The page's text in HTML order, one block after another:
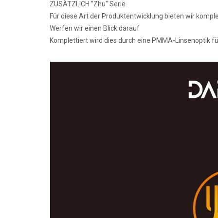
ZUSÄTZLICH "Zhu" Serie
Für diese Art der Produktentwicklung bieten wir
Werfen wir einen Blick darauf
Komplettiert wird dies durch eine PMMA-Linsenoptik